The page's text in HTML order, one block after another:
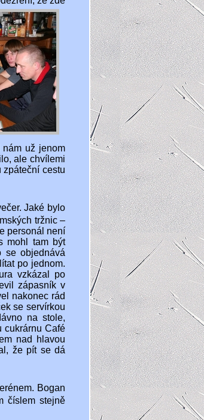
nám už jenom
ale chvílemi
cestu
Jaké bylo
tržnic –
personál není
mohl tam být
se objednává
po jednom.
vzkázal po
zápasník v
nakonec rád
se servírkou
na stole,
cukrárnu Café
nad hlavou
že pít se dá
Bogan
číslem stejně